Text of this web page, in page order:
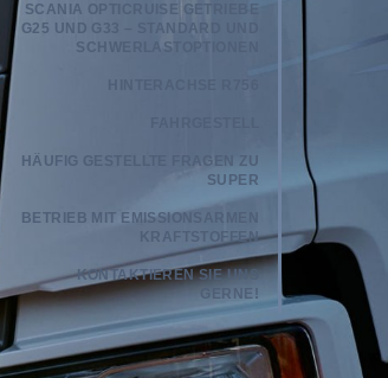
SCANIA OPTICRUISE GETRIEBE
G25 UND G33 – STANDARD UND
SCHWERLASTOPTIONEN
HÄUFIG GESTELLTE FRAGEN ZU
SUPER
BETRIEB MIT EMISSIONSARMEN
KRAFTSTOFFEN
KONTAKTIEREN SIE UNS
GERNE!